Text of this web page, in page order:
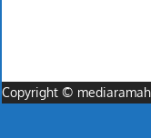
Copyright ©